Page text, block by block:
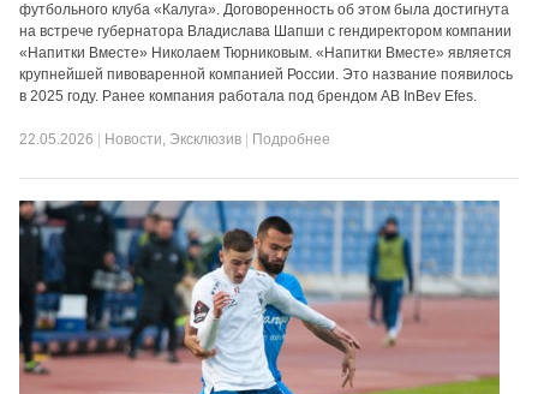
футбольного клуба «Калуга». Договоренность об этом была достигнута
на встрече губернатора Владислава Шапши с гендиректором компании
«Напитки Вместе» Николаем Тюрниковым. «Напитки Вместе» является
крупнейшей пивоваренной компанией России. Это название появилось
в 2025 году. Ранее компания работала под брендом AB InBev Efes.
22.05.2026 Новости, Эксклюзив Подробнее